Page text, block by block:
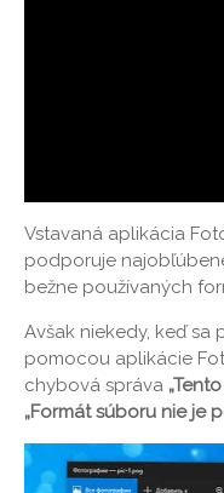
Vstavaná aplikácia
podporuje
bežne používaných
Avšak niekedy, keď
pomocou aplikácie
chybová správa
„Formát súboru nie je